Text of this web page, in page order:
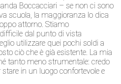
Boccacciari – se non ci sono
scuola, la maggioranza lo dica
attorno. Stiamo
dal punto di vista
utilizzare quei pochi soldi a
ciò che è già esistente. La mia
tanto meno strumentale: credo
in un luogo confortevole e